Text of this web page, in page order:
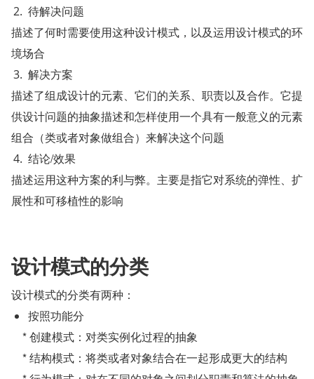
待解决问题
描述了何时需要使用这种设计模式，以及运用设计模式的环
境场合
解决方案
描述了组成设计的元素、它们的关系、职责以及合作。它提
供设计问题的抽象描述和怎样使用一个具有一般意义的元素
组合（类或者对象做组合）来解决这个问题
结论/效果
描述运用这种方案的利与弊。主要是指它对系统的弹性、扩
展性和可移植性的影响
设计模式的分类
设计模式的分类有两种：
按照功能分
    * 创建模式：对类实例化过程的抽象
    * 结构模式：将类或者对象结合在一起形成更大的结构